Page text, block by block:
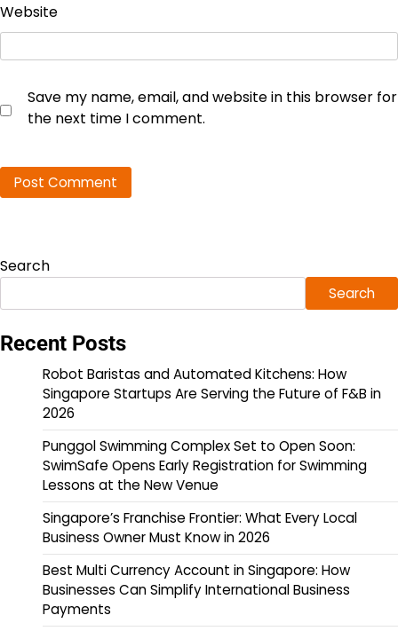
Website
Save my name, email, and website in this browser for
the next time I comment.
Search
Search
Recent Posts
Robot Baristas and Automated Kitchens: How
Singapore Startups Are Serving the Future of F&B in
2026
Punggol Swimming Complex Set to Open Soon:
SwimSafe Opens Early Registration for Swimming
Lessons at the New Venue
Singapore’s Franchise Frontier: What Every Local
Business Owner Must Know in 2026
Best Multi Currency Account in Singapore: How
Businesses Can Simplify International Business
Payments